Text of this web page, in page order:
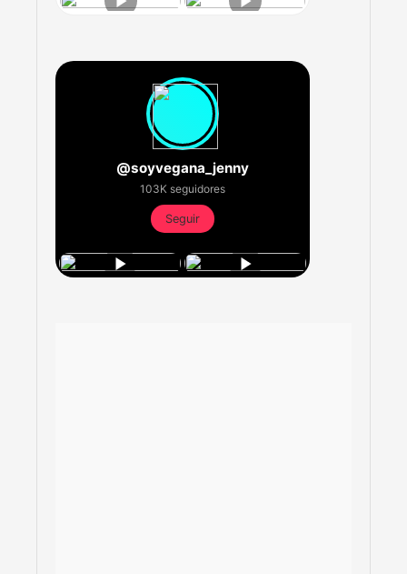
@soyvegana_jenny
103K seguidores
Seguir